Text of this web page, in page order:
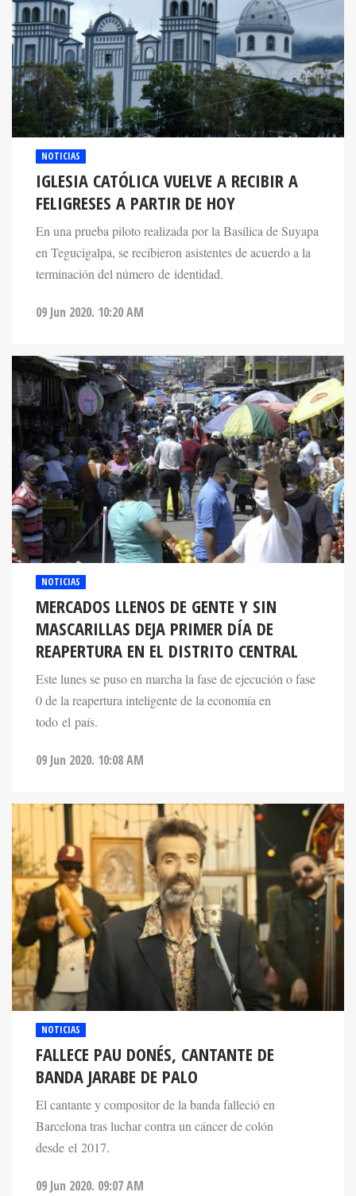
NOTICIAS
IGLESIA CATÓLICA VUELVE A RECIBIR A
FELIGRESES A PARTIR DE HOY
En una prueba piloto realizada por la Basílica de Suyapa
en Tegucigalpa, se recibieron asistentes de acuerdo a la
terminación del número de identidad.
09 Jun 2020. 10:20 AM
NOTICIAS
MERCADOS LLENOS DE GENTE Y SIN
MASCARILLAS DEJA PRIMER DÍA DE
REAPERTURA EN EL DISTRITO CENTRAL
Este lunes se puso en marcha la fase de ejecución o fase
0 de la reapertura inteligente de la economía en
todo el país.
09 Jun 2020. 10:08 AM
NOTICIAS
FALLECE PAU DONÉS, CANTANTE DE
BANDA JARABE DE PALO
El cantante y compositor de la banda falleció en
Barcelona tras luchar contra un cáncer de colón
desde el 2017.
09 Jun 2020. 09:07 AM